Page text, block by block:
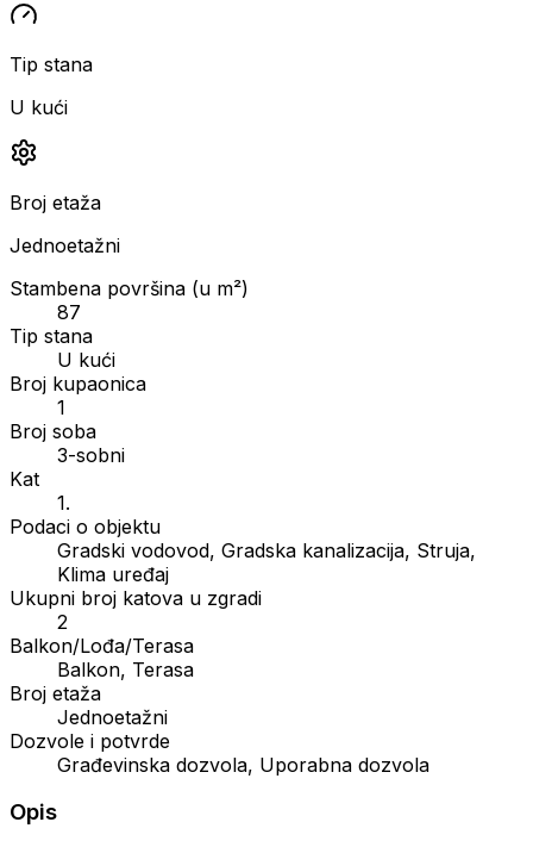
Tip stana
U kući
Broj etaža
Jednoetažni
Stambena površina (u m²)
87
Tip stana
U kući
Broj kupaonica
1
Broj soba
3-sobni
Kat
1.
Podaci o objektu
Gradski vodovod, Gradska kanalizacija, Struja,
Klima uređaj
Ukupni broj katova u zgradi
2
Balkon/Lođa/Terasa
Balkon, Terasa
Broj etaža
Jednoetažni
Dozvole i potvrde
Građevinska dozvola, Uporabna dozvola
Opis